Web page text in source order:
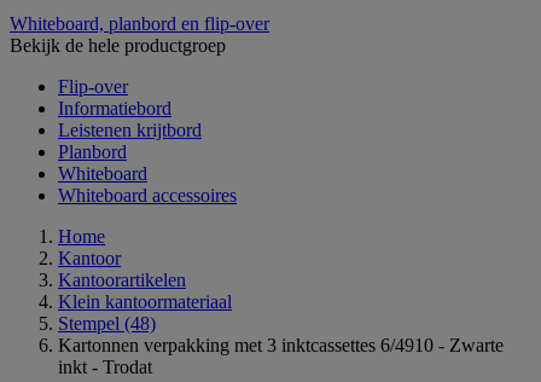
Whiteboard, planbord en flip-over
Bekijk de hele productgroep
Flip-over
Informatiebord
Leistenen krijtbord
Planbord
Whiteboard
Whiteboard accessoires
Home
Kantoor
Kantoorartikelen
Klein kantoormateriaal
Stempel (48)
Kartonnen verpakking met 3 inktcassettes 6/4910 - Zwarte
inkt - Trodat